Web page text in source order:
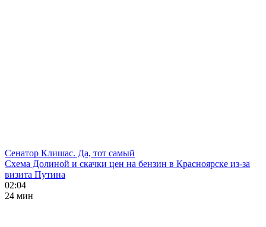
Сенатор Клишас. Да, тот самый
Схема Долиной и скачки цен на бензин в Красноярске из-за
визита Путина
02:04
24 мин